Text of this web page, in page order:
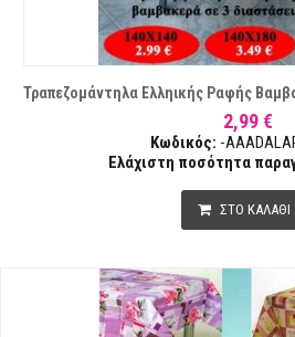
Τραπεζομάντηλα Ελληικής Ραφής
2,99 €
Κωδικός: -
Ελάχιστη ποσότητα
ΣΤΟ ΚΑΛΑΘΙ